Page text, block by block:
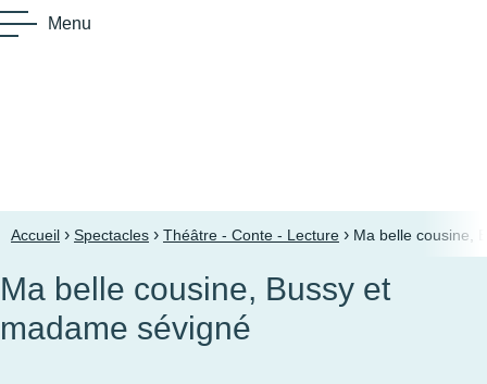
Menu
Accueil › Spectacles › Théâtre - Conte - Lecture › Ma belle cousine,
Ma belle cousine, Bussy et
madame sévigné